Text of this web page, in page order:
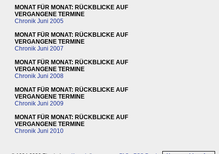
MONAT FÜR MONAT: RÜCKBLICKE AUF
VERGANGENE TERMINE
Chronik Juni 2005
MONAT FÜR MONAT: RÜCKBLICKE AUF
VERGANGENE TERMINE
Chronik Juni 2007
MONAT FÜR MONAT: RÜCKBLICKE AUF
VERGANGENE TERMINE
Chronik Juni 2008
MONAT FÜR MONAT: RÜCKBLICKE AUF
VERGANGENE TERMINE
Chronik Juni 2009
MONAT FÜR MONAT: RÜCKBLICKE AUF
VERGANGENE TERMINE
Chronik Juni 2010